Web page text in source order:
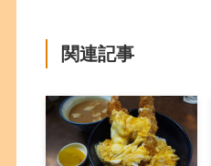
関連記事